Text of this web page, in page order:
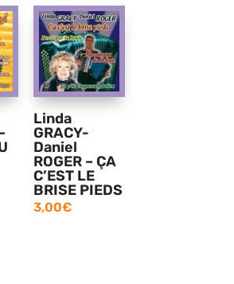
Linda
GRACY-
Daniel
ROGER – ÇA
C’EST LE
BRISE PIEDS
3,00€